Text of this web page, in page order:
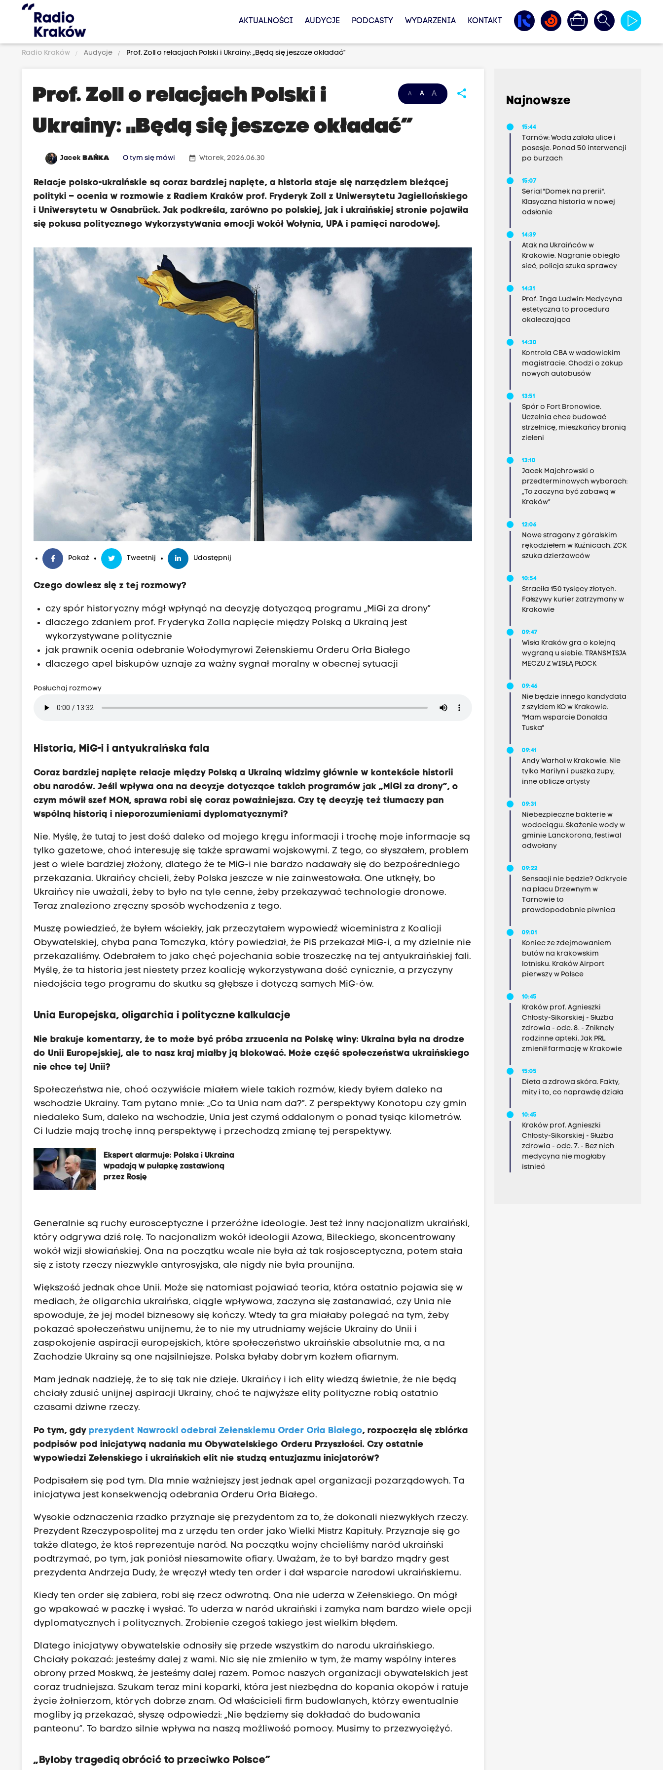
AKTUALNOŚCI AUDYCJE PODCASTY WYDARZENIA KONTAKT
Radio Kraków Audycje Prof. Zoll o relacjach Polski i Ukrainy: „Będą się jeszcze okładać”
A A A share
Prof. Zoll o relacjach Polski i
Ukrainy: „Będą się jeszcze okładać”
JacekBAŃKA O tym się mówi date_range Wtorek, 2026.06.30
Relacje polsko-ukraińskie są coraz bardziej napięte, a historia staje się narzędziem bieżącej
polityki – ocenia w rozmowie z Radiem Kraków prof. Fryderyk Zoll z Uniwersytetu Jagiellońskiego
i Uniwersytetu w Osnabrück. Jak podkreśla, zarówno po polskiej, jak i ukraińskiej stronie pojawiła
się pokusa politycznego wykorzystywania emocji wokół Wołynia, UPA i pamięci narodowej.
Pokaż Tweetnij Udostępnij
Czego dowiesz się z tej rozmowy?
czy spór historyczny mógł wpłynąć na decyzję dotyczącą programu „MiGi za drony”
dlaczego zdaniem prof. Fryderyka Zolla napięcie między Polską a Ukrainą jest
wykorzystywane politycznie
jak prawnik ocenia odebranie Wołodymyrowi Zełenskiemu Orderu Orła Białego
dlaczego apel biskupów uznaje za ważny sygnał moralny w obecnej sytuacji
Posłuchaj rozmowy
Historia, MiG-i i antyukraińska fala
Coraz bardziej napięte relacje między Polską a Ukrainą widzimy głównie w kontekście historii
obu narodów. Jeśli wpływa ona na decyzje dotyczące takich programów jak „MiGi za drony”, o
czym mówił szef MON, sprawa robi się coraz poważniejsza. Czy tę decyzję też tłumaczy pan
wspólną historią i nieporozumieniami dyplomatycznymi?
Nie. Myślę, że tutaj to jest dość daleko od mojego kręgu informacji i trochę moje informacje są
tylko gazetowe, choć interesuję się także sprawami wojskowymi. Z tego, co słyszałem, problem
jest o wiele bardziej złożony, dlatego że te MiG-i nie bardzo nadawały się do bezpośredniego
przekazania. Ukraińcy chcieli, żeby Polska jeszcze w nie zainwestowała. One utknęły, bo
Ukraińcy nie uważali, żeby to było na tyle cenne, żeby przekazywać technologie dronowe.
Teraz znaleziono zręczny sposób wychodzenia z tego.
Muszę powiedzieć, że byłem wściekły, jak przeczytałem wypowiedź wiceministra z Koalicji
Obywatelskiej, chyba pana Tomczyka, który powiedział, że PiS przekazał MiG-i, a my dzielnie nie
przekazaliśmy. Odebrałem to jako chęć pojechania sobie troszeczkę na tej antyukraińskiej fali.
Myślę, że ta historia jest niestety przez koalicję wykorzystywana dość cynicznie, a przyczyny
niedojścia tego programu do skutku są głębsze i dotyczą samych MiG-ów.
Unia Europejska, oligarchia i polityczne kalkulacje
Nie brakuje komentarzy, że to może być próba zrzucenia na Polskę winy: Ukraina była na drodze
do Unii Europejskiej, ale to nasz kraj miałby ją blokować. Może część społeczeństwa ukraińskiego
nie chce tej Unii?
Społeczeństwa nie, choć oczywiście miałem wiele takich rozmów, kiedy byłem daleko na
wschodzie Ukrainy. Tam pytano mnie: „Co ta Unia nam da?”. Z perspektywy Konotopu czy gmin
niedaleko Sum, daleko na wschodzie, Unia jest czymś oddalonym o ponad tysiąc kilometrów.
Ci ludzie mają trochę inną perspektywę i przechodzą zmianę tej perspektywy.
Ekspert alarmuje: Polska i Ukraina
wpadają w pułapkę zastawioną
przez Rosję
Generalnie są ruchy eurosceptyczne i przeróżne ideologie. Jest też inny nacjonalizm ukraiński,
który odgrywa dziś rolę. To nacjonalizm wokół ideologii Azowa, Bileckiego, skoncentrowany
wokół wizji słowiańskiej. Ona na początku wcale nie była aż tak rosjosceptyczna, potem stała
się z istoty rzeczy niezwykle antyrosyjska, ale nigdy nie była prounijna.
Większość jednak chce Unii. Może się natomiast pojawiać teoria, która ostatnio pojawia się w
mediach, że oligarchia ukraińska, ciągle wpływowa, zaczyna się zastanawiać, czy Unia nie
spowoduje, że jej model biznesowy się kończy. Wtedy ta gra miałaby polegać na tym, żeby
pokazać społeczeństwu unijnemu, że to nie my utrudniamy wejście Ukrainy do Unii i
zaspokojenie aspiracji europejskich, które społeczeństwo ukraińskie absolutnie ma, a na
Zachodzie Ukrainy są one najsilniejsze. Polska byłaby dobrym kozłem ofiarnym.
Mam jednak nadzieję, że to się tak nie dzieje. Ukraińcy i ich elity wiedzą świetnie, że nie będą
chciały zdusić unijnej aspiracji Ukrainy, choć te najwyższe elity polityczne robią ostatnio
czasami dziwne rzeczy.
Po tym, gdyprezydent Nawrocki odebrał Zełenskiemu Order Orła Białego, rozpoczęła się zbiórka
podpisów pod inicjatywą nadania mu Obywatelskiego Orderu Przyszłości. Czy ostatnie
wypowiedzi Zełenskiego i ukraińskich elit nie studzą entuzjazmu inicjatorów?
Podpisałem się pod tym. Dla mnie ważniejszy jest jednak apel organizacji pozarządowych. Ta
inicjatywa jest konsekwencją odebrania Orderu Orła Białego.
Wysokie odznaczenia rzadko przyznaje się prezydentom za to, że dokonali niezwykłych rzeczy.
Prezydent Rzeczypospolitej ma z urzędu ten order jako Wielki Mistrz Kapituły. Przyznaje się go
także dlatego, że ktoś reprezentuje naród. Na początku wojny chcieliśmy naród ukraiński
podtrzymać, po tym, jak poniósł niesamowite ofiary. Uważam, że to był bardzo mądry gest
prezydenta Andrzeja Dudy, że wręczył wtedy ten order i dał wsparcie narodowi ukraińskiemu.
Kiedy ten order się zabiera, robi się rzecz odwrotną. Ona nie uderza w Zełenskiego. On mógł
go wpakować w paczkę i wysłać. To uderza w naród ukraiński i zamyka nam bardzo wiele opcji
dyplomatycznych i politycznych. Zrobienie czegoś takiego jest wielkim błędem.
Dlatego inicjatywy obywatelskie odnosiły się przede wszystkim do narodu ukraińskiego.
Chciały pokazać: jesteśmy dalej z wami. Nic się nie zmieniło w tym, że mamy wspólny interes
obrony przed Moskwą, że jesteśmy dalej razem. Pomoc naszych organizacji obywatelskich jest
coraz trudniejsza. Szukam teraz mini koparki, która jest niezbędna do kopania okopów i ratuje
życie żołnierzom, których dobrze znam. Od właścicieli firm budowlanych, którzy ewentualnie
mogliby ją przekazać, słyszę odpowiedzi: „Nie będziemy się dokładać do budowania
panteonu”. To bardzo silnie wpływa na naszą możliwość pomocy. Musimy to przezwyciężyć.
„Byłoby tragedią obrócić to przeciwko Polsce”
Najnowsze
15:44
Tarnów: Woda zalała ulice i
posesje. Ponad 50 interwencji
po burzach
15:07
Serial "Domek na prerii".
Klasyczna historia w nowej
odsłonie
14:39
Atak na Ukraińców w
Krakowie. Nagranie obiegło
sieć, policja szuka sprawcy
14:31
Prof. Inga Ludwin: Medycyna
estetyczna to procedura
okaleczająca
14:30
Kontrola CBA w wadowickim
magistracie. Chodzi o zakup
nowych autobusów
13:51
Spór o Fort Bronowice.
Uczelnia chce budować
strzelnicę, mieszkańcy bronią
zieleni
13:10
Jacek Majchrowski o
przedterminowych wyborach:
„To zaczyna być zabawą w
Kraków”
12:06
Nowe stragany z góralskim
rękodziełem w Kuźnicach. ZCK
szuka dzierżawców
10:54
Straciła 150 tysięcy złotych.
Fałszywy kurier zatrzymany w
Krakowie
09:47
Wisła Kraków gra o kolejną
wygraną u siebie. TRANSMISJA
MECZU Z WISŁĄ PŁOCK
09:46
Nie będzie innego kandydata
z szyldem KO w Krakowie.
"Mam wsparcie Donalda
Tuska"
09:41
Andy Warhol w Krakowie. Nie
tylko Marilyn i puszka zupy,
inne oblicze artysty
09:31
Niebezpieczne bakterie w
wodociągu. Skażenie wody w
gminie Lanckorona, festiwal
odwołany
09:22
Sensacji nie będzie? Odkrycie
na placu Drzewnym w
Tarnowie to
prawdopodobnie piwnica
09:01
Koniec ze zdejmowaniem
butów na krakowskim
lotnisku. Kraków Airport
pierwszy w Polsce
10:45
Kraków prof. Agnieszki
Chłosty-Sikorskiej - Służba
zdrowia - odc. 8. - Zniknęły
rodzinne apteki. Jak PRL
zmienił farmację w Krakowie
15:05
Dieta a zdrowa skóra. Fakty,
mity i to, co naprawdę działa
10:45
Kraków prof. Agnieszki
Chłosty-Sikorskiej - Służba
zdrowia - odc. 7. - Bez nich
medycyna nie mogłaby
istnieć